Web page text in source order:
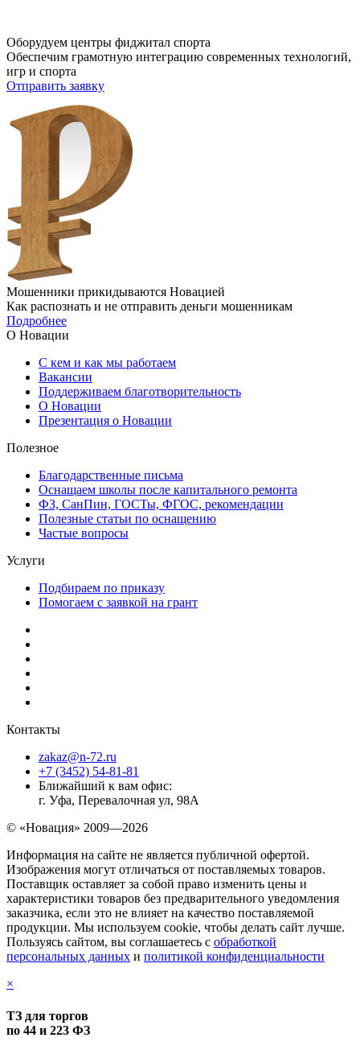
Оборудуем центры фиджитал спорта
Обеспечим грамотную интеграцию современных технологий,
игр и спорта
Отправить заявку
Мошенники прикидываются Новацией
Как распознать и не отправить деньги мошенникам
Подробнее
О Новации
С кем и как мы работаем
Вакансии
Поддерживаем благотворительность
О Новации
Презентация о Новации
Полезное
Благодарственные письма
Оснащаем школы после капитального ремонта
ФЗ, СанПин, ГОСТы, ФГОС, рекомендации
Полезные статьи по оснащению
Частые вопросы
Услуги
Подбираем по приказу
Помогаем с заявкой на грант
Контакты
zakaz@n-72.ru
+7 (3452) 54-81-81
Ближайший к вам офис:
г. Уфа, Перевалочная ул, 98А
© «Новация» 2009—2026
Информация на сайте не является публичной офертой.
Изображения могут отличаться от поставляемых товаров.
Поставщик оставляет за собой право изменить цены и
характеристики товаров без предварительного уведомления
заказчика, если это не влияет на качество поставляемой
продукции. Мы используем cookie, чтобы делать сайт лучше.
Пользуясь сайтом, вы соглашаетесь с обработкой
персональных данных и политикой конфиденциальности
×
ТЗ для торгов
по 44 и 223 ФЗ